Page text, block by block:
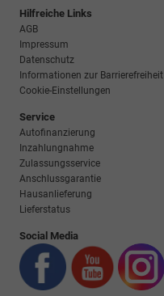
Hilfreiche Links
AGB
Impressum
Datenschutz
Informationen zur Barrierefreiheit
Cookie-Einstellungen
Service
Autofinanzierung
Inzahlungnahme
Zulassungsservice
Anschlussgarantie
Hausanlieferung
Lieferstatus
Social Media